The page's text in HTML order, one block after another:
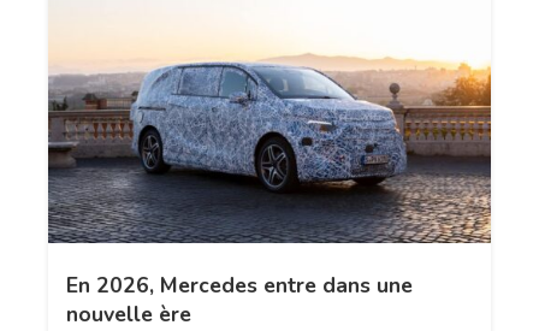
En 2026, Mercedes entre dans une
nouvelle ère